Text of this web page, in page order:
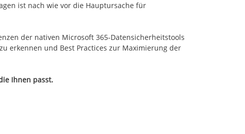
ist nach wie vor die Hauptursache für
der nativen Microsoft 365-Datensicherheitstools
erkennen und Best Practices zur Maximierung der
Ihnen passt.